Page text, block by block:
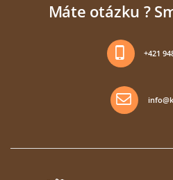
Máte otázku ?
+421